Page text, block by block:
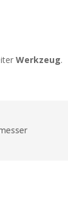
Werkzeug.